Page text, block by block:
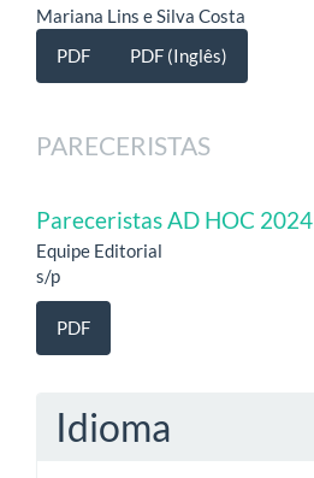
Mariana Lins e Silva Costa
PDF
PDF (Inglês)
PARECERISTAS
Pareceristas AD HOC 2024
Equipe Editorial
s/p
PDF
Idioma